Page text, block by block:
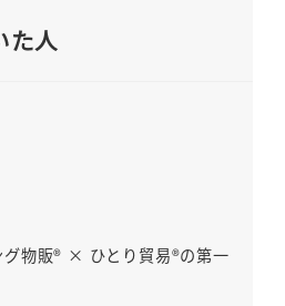
た人
グ物販® × ひとり貿易®の第一